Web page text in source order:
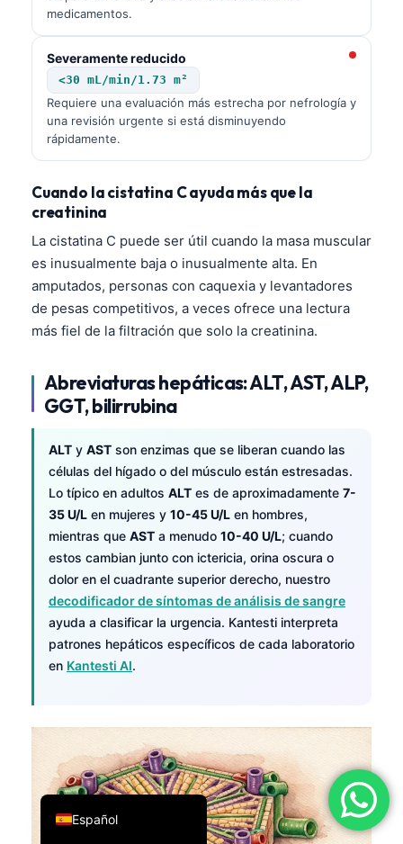
medicamentos.
Severamente reducido
<30 mL/min/1.73 m²
Requiere una evaluación más estrecha por nefrología y
una revisión urgente si está disminuyendo
rápidamente.
Cuando la cistatina C ayuda más que la
creatinina
La cistatina C puede ser útil cuando la masa muscular
es inusualmente baja o inusualmente alta. En
amputados, personas con caquexia y levantadores
de pesas competitivos, a veces ofrece una lectura
más fiel de la filtración que solo la creatinina.
Abreviaturas hepáticas: ALT, AST, ALP,
GGT, bilirrubina
ALT y AST son enzimas que se liberan cuando las
células del hígado o del músculo están estresadas.
Lo típico en adultos ALT es de aproximadamente 7-
35 U/L en mujeres y 10-45 U/L en hombres,
mientras que AST a menudo 10-40 U/L; cuando
estos cambian junto con ictericia, orina oscura o
dolor en el cuadrante superior derecho, nuestro
decodificador de síntomas de análisis de sangre
ayuda a clasificar la urgencia. Kantesti interpreta
patrones hepáticos específicos de cada laboratorio
en Kantesti AI.
Español
English
Deutsch
العربية
עִבְרִית
Italiano
Português
Ελληνικά
Türkçe
Română
简体中文
فارسی
Dansk
Nederlands
Bahasa Indonesia
Հայերեն
Íslenska
Svenska
Bosanski
Azərbaycan dili
Eesti
日本語
ქართული